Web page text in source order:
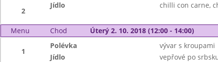
2
Jídlo chilli con carne,
Menu Chod Úterý 2. 10. 2018 (12:00 - 14:00)
1
Polévka
vývar s kroupami
Jídlo
vepřové po